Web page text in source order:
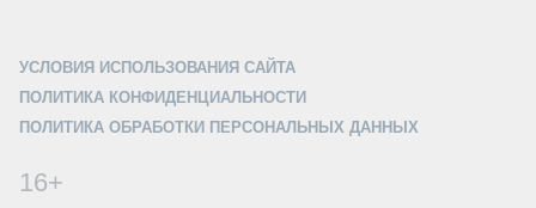
УСЛОВИЯ ИСПОЛЬЗОВАНИЯ САЙТА
ПОЛИТИКА КОНФИДЕНЦИАЛЬНОСТИ
ПОЛИТИКА ОБРАБОТКИ ПЕРСОНАЛЬНЫХ ДАННЫХ
16+